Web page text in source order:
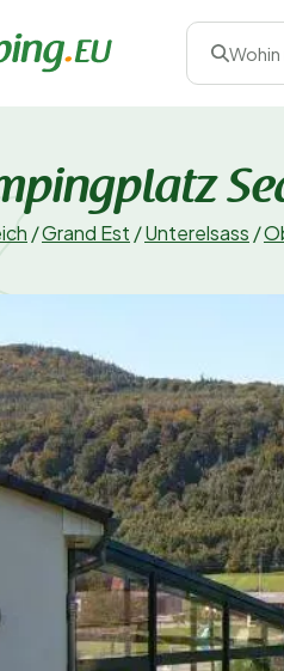
/Grand Est /Unterelsass /